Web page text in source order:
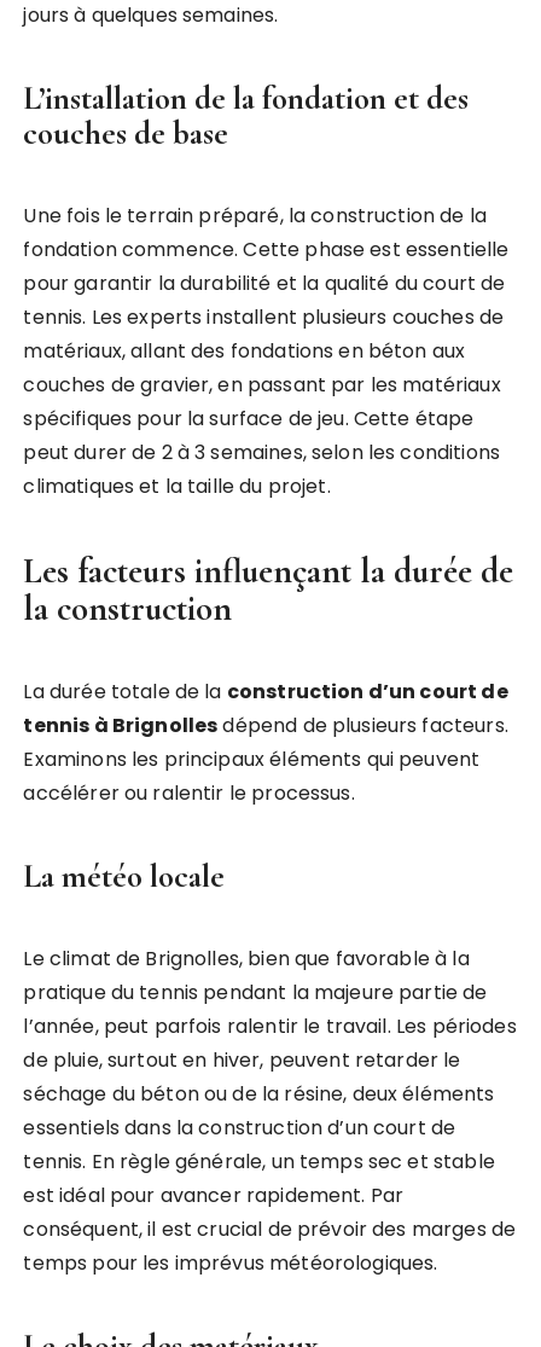
jours à quelques semaines.
L’installation de la fondation et des
couches de base
Une fois le terrain préparé, la construction de la
fondation commence. Cette phase est essentielle
pour garantir la durabilité et la qualité du court de
tennis. Les experts installent plusieurs couches de
matériaux, allant des fondations en béton aux
couches de gravier, en passant par les matériaux
spécifiques pour la surface de jeu. Cette étape
peut durer de 2 à 3 semaines, selon les conditions
climatiques et la taille du projet.
Les facteurs influençant la durée de
la construction
La durée totale de la construction d’un court de
tennis à Brignollesdépend de plusieurs facteurs.
Examinons les principaux éléments qui peuvent
accélérer ou ralentir le processus.
La météo locale
Le climat de Brignolles, bien que favorable à la
pratique du tennis pendant la majeure partie de
l’année, peut parfois ralentir le travail. Les périodes
de pluie, surtout en hiver, peuvent retarder le
séchage du béton ou de la résine, deux éléments
essentiels dans la construction d’un court de
tennis. En règle générale, un temps sec et stable
est idéal pour avancer rapidement. Par
conséquent, il est crucial de prévoir des marges de
temps pour les imprévus météorologiques.